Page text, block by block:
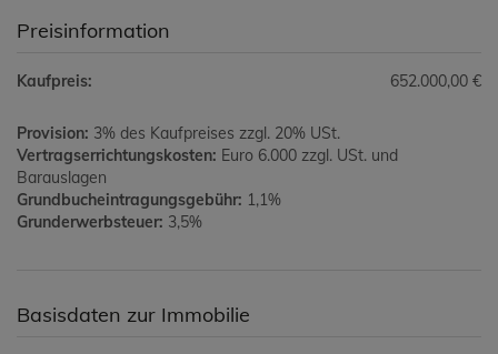
Preisinformation
Kaufpreis: 652.000,00 €
Provision: 3% des Kaufpreises zzgl. 20% USt.
Vertragserrichtungskosten: Euro 6.000 zzgl. USt. und
Barauslagen
Grundbucheintragungsgebühr: 1,1%
Grunderwerbsteuer: 3,5%
Basisdaten zur Immobilie